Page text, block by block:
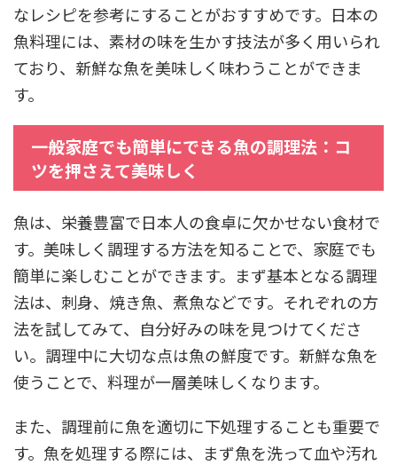
なレシピを参考にすることがおすすめです。日本の
魚料理には、素材の味を生かす技法が多く用いられ
ており、新鮮な魚を美味しく味わうことができま
す。
一般家庭でも簡単にできる魚の調理法：コ
ツを押さえて美味しく
魚は、栄養豊富で日本人の食卓に欠かせない食材で
す。美味しく調理する方法を知ることで、家庭でも
簡単に楽しむことができます。まず基本となる調理
法は、刺身、焼き魚、煮魚などです。それぞれの方
法を試してみて、自分好みの味を見つけてくださ
い。調理中に大切な点は魚の鮮度です。新鮮な魚を
使うことで、料理が一層美味しくなります。
また、調理前に魚を適切に下処理することも重要で
す。魚を処理する際には、まず魚を洗って血や汚れ